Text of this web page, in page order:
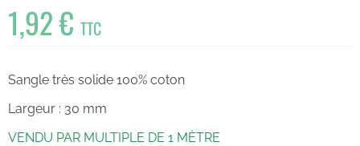
1,92 € TTC
Sangle très solide 100% coton
Largeur : 30 mm
VENDU PAR MULTIPLE DE 1 MÈTRE